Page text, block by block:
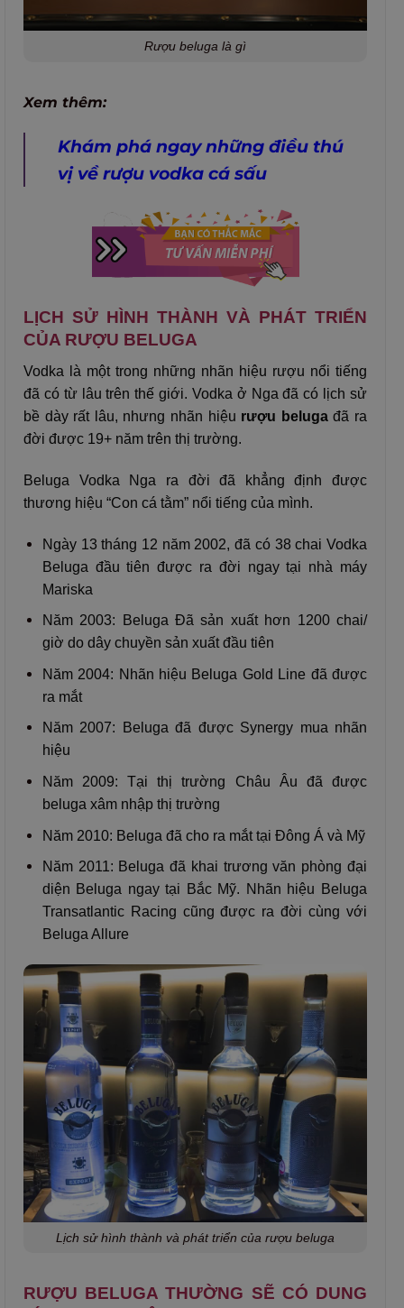
Rượu beluga là gì
Xem thêm:
Khám phá ngay những điều thú
vị về rượu vodka cá sấu
LỊCH SỬ HÌNH THÀNH VÀ PHÁT TRIỂN
CỦA RƯỢU BELUGA
Vodka là một trong những nhãn hiệu rượu nổi tiếng
đã có từ lâu trên thế giới. Vodka ở Nga đã có lịch sử
bề dày rất lâu, nhưng nhãn hiệu rượu belugađã ra
đời được 19+ năm trên thị trường.
Beluga Vodka Nga ra đời đã khẳng định được
thương hiệu “Con cá tằm” nổi tiếng của mình.
Ngày 13 tháng 12 năm 2002, đã có 38 chai Vodka
Beluga đầu tiên được ra đời ngay tại nhà máy
Mariska
Năm 2003: Beluga Đã sản xuất hơn 1200 chai/
giờ do dây chuyền sản xuất đầu tiên
Năm 2004: Nhãn hiệu Beluga Gold Line đã được
ra mắt
Năm 2007: Beluga đã được Synergy mua nhãn
hiệu
Năm 2009: Tại thị trường Châu Âu đã được
beluga xâm nhập thị trường
Năm 2010: Beluga đã cho ra mắt tại Đông Á và Mỹ
Năm 2011: Beluga đã khai trương văn phòng đại
diện Beluga ngay tại Bắc Mỹ. Nhãn hiệu Beluga
Transatlantic Racing cũng được ra đời cùng với
Beluga Allure
Lịch sử hình thành và phát triển của rượu beluga
RƯỢU BELUGA THƯỜNG SẼ CÓ DUNG